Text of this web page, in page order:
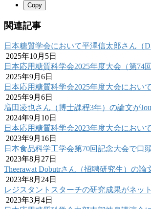
Copy
関連記事
日本糖質学会において平澤信太郎さん（
2025年10月5日
日本応用糖質科学会2025年度大会（第
2025年9月6日
日本応用糖質科学会2025年度大会におい
2025年9月6日
増田凌也さん（博士課程3年）の論文が
2024年9月10日
日本応用糖質科学会2023年度大会におい
2023年9月16日
日本食品科学工学会第70回記念大会で口
2023年8月27日
Theerawat Dobutrさん（招聘研究生）の論
2023年8月24日
レジスタントスターチの研究成果がネッ
2023年3月4日